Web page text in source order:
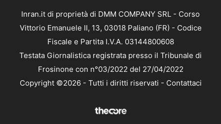
Inran.it di proprietà di DMM COMPANY SRL - Corso
Vittorio Emanuele II, 13, 03018 Paliano (FR) - Codice
Fiscale e Partita I.V.A. 03144800608
Testata Giornalistica registrata presso il Tribunale di
Frosinone con n°03/2022 del 27/04/2022
Copyright ©2026 - Tutti i diritti riservati - Contattaci